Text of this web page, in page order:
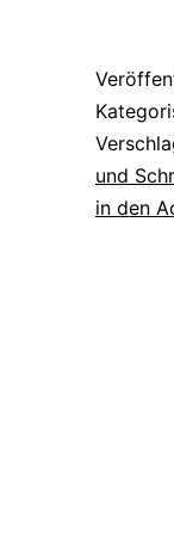
und
in den